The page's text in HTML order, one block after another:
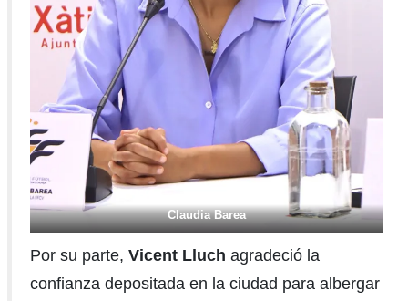
Claudia Barea
Por su parte, Vicent Lluch agradeció la
confianza depositada en la ciudad para albergar